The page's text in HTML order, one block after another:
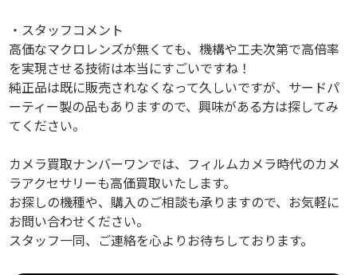
・スタッフコメント
高価なマクロレンズが無くても、機構や工夫次第で高倍率
を実現させる技術は本当にすごいですね！
純正品は既に販売されなくなって久しいですが、サードパ
ーティー製の品もありますので、興味がある方は探してみ
てください。
カメラ買取ナンバーワンでは、フィルムカメラ時代のカメ
ラアクセサリーも高価買取いたします。
お探しの機種や、購入のご相談も承りますので、お気軽に
お問い合わせください。
スタッフ一同、ご連絡を心よりお待ちしております。